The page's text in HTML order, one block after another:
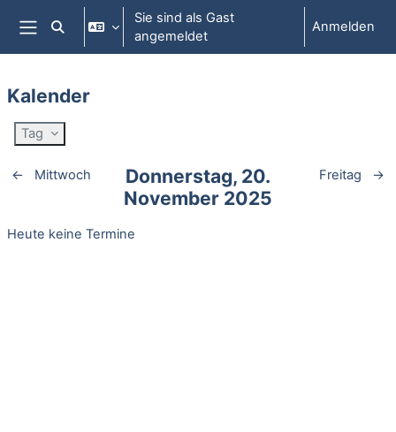
Zum Hauptinhalt
Website-Übersicht
Sucheingabe umschalten
Sie sind als Gast
angemeldet
Anmelden
Kalender
Tag
← Mittwoch
Donnerstag, 20.
November 2025
Freitag →
Heute keine Termine